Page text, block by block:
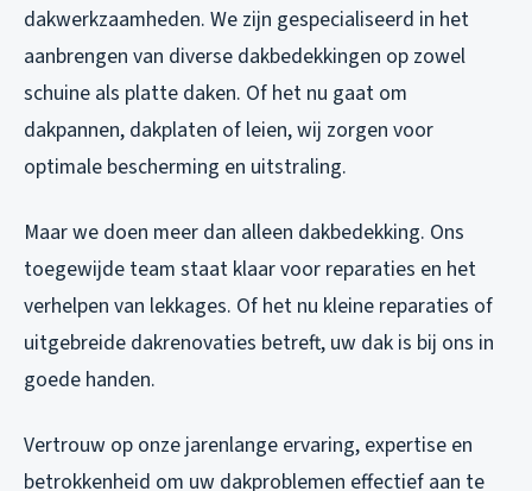
dakwerkzaamheden. We zijn gespecialiseerd in het
aanbrengen van diverse dakbedekkingen op zowel
schuine als platte daken. Of het nu gaat om
dakpannen, dakplaten of leien, wij zorgen voor
optimale bescherming en uitstraling.
Maar we doen meer dan alleen dakbedekking. Ons
toegewijde team staat klaar voor reparaties en het
verhelpen van lekkages. Of het nu kleine reparaties of
uitgebreide dakrenovaties betreft, uw dak is bij ons in
goede handen.
Vertrouw op onze jarenlange ervaring, expertise en
betrokkenheid om uw dakproblemen effectief aan te